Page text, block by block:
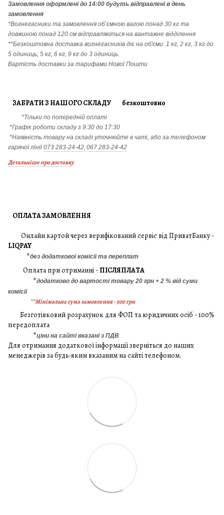
Замовлення оформлені до 14:00 будуть відправлені в день
замовлення
*Вогнегасники та замовлення об’ємною вагою понад 30 кг та
довжиною понад 120 см відправляються на вантажне відділення
**Безкоштовна доставка вогнегасників діє на об'єми: 1 кг, 2 кг, 3 кг до
5 одиниць; 5 кг, 6 кг, 9 кг до 3 одиниць.
Вартість доставки за тарифами Нової Пошти
ЗАБРАТИ З НАШОГО СКЛАДУ безкоштовно
*Тільки по попередній оплаті
*Графік роботи складу з 9:30 до 17:30
*Наявність товару на складі уточнюйте в чаті, або за телефоном
гарячої лінії073 283-24-42, 067 283-24-42
Детальніше про доставку
ОПЛАТА ЗАМОВЛЕННЯ
Онлайн картой через верифікований сервіс від ПриватБанку -
LIQPAY
*без додаткової комісії та переплат
Оплата при отриманні - ПІСЛЯПЛАТА
*додатково до вартості товару 20 грн + 2 % від суми
комісії
**Мінімальна сума замовлення - 500 грн
Безготівковий розрахунок для ФОП та юридичних осіб - 100%
передоплата
*ціни на сайті вказані з ПДВ
Для отримання додаткової інформації зверніться до наших
менеджерів за будь-яким вказаним на сайті телефоном.